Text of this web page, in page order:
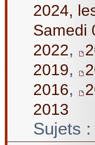
2024,
Samedi
2022,
2019,
2016,
2013
Sujets :